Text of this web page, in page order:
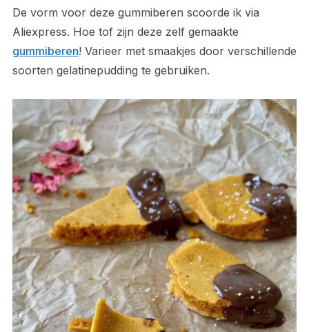
De vorm voor deze gummiberen scoorde ik via
Aliexpress. Hoe tof zijn deze zelf gemaakte
gummiberen! Varieer met smaakjes door verschillende
soorten gelatinepudding te gebruiken.